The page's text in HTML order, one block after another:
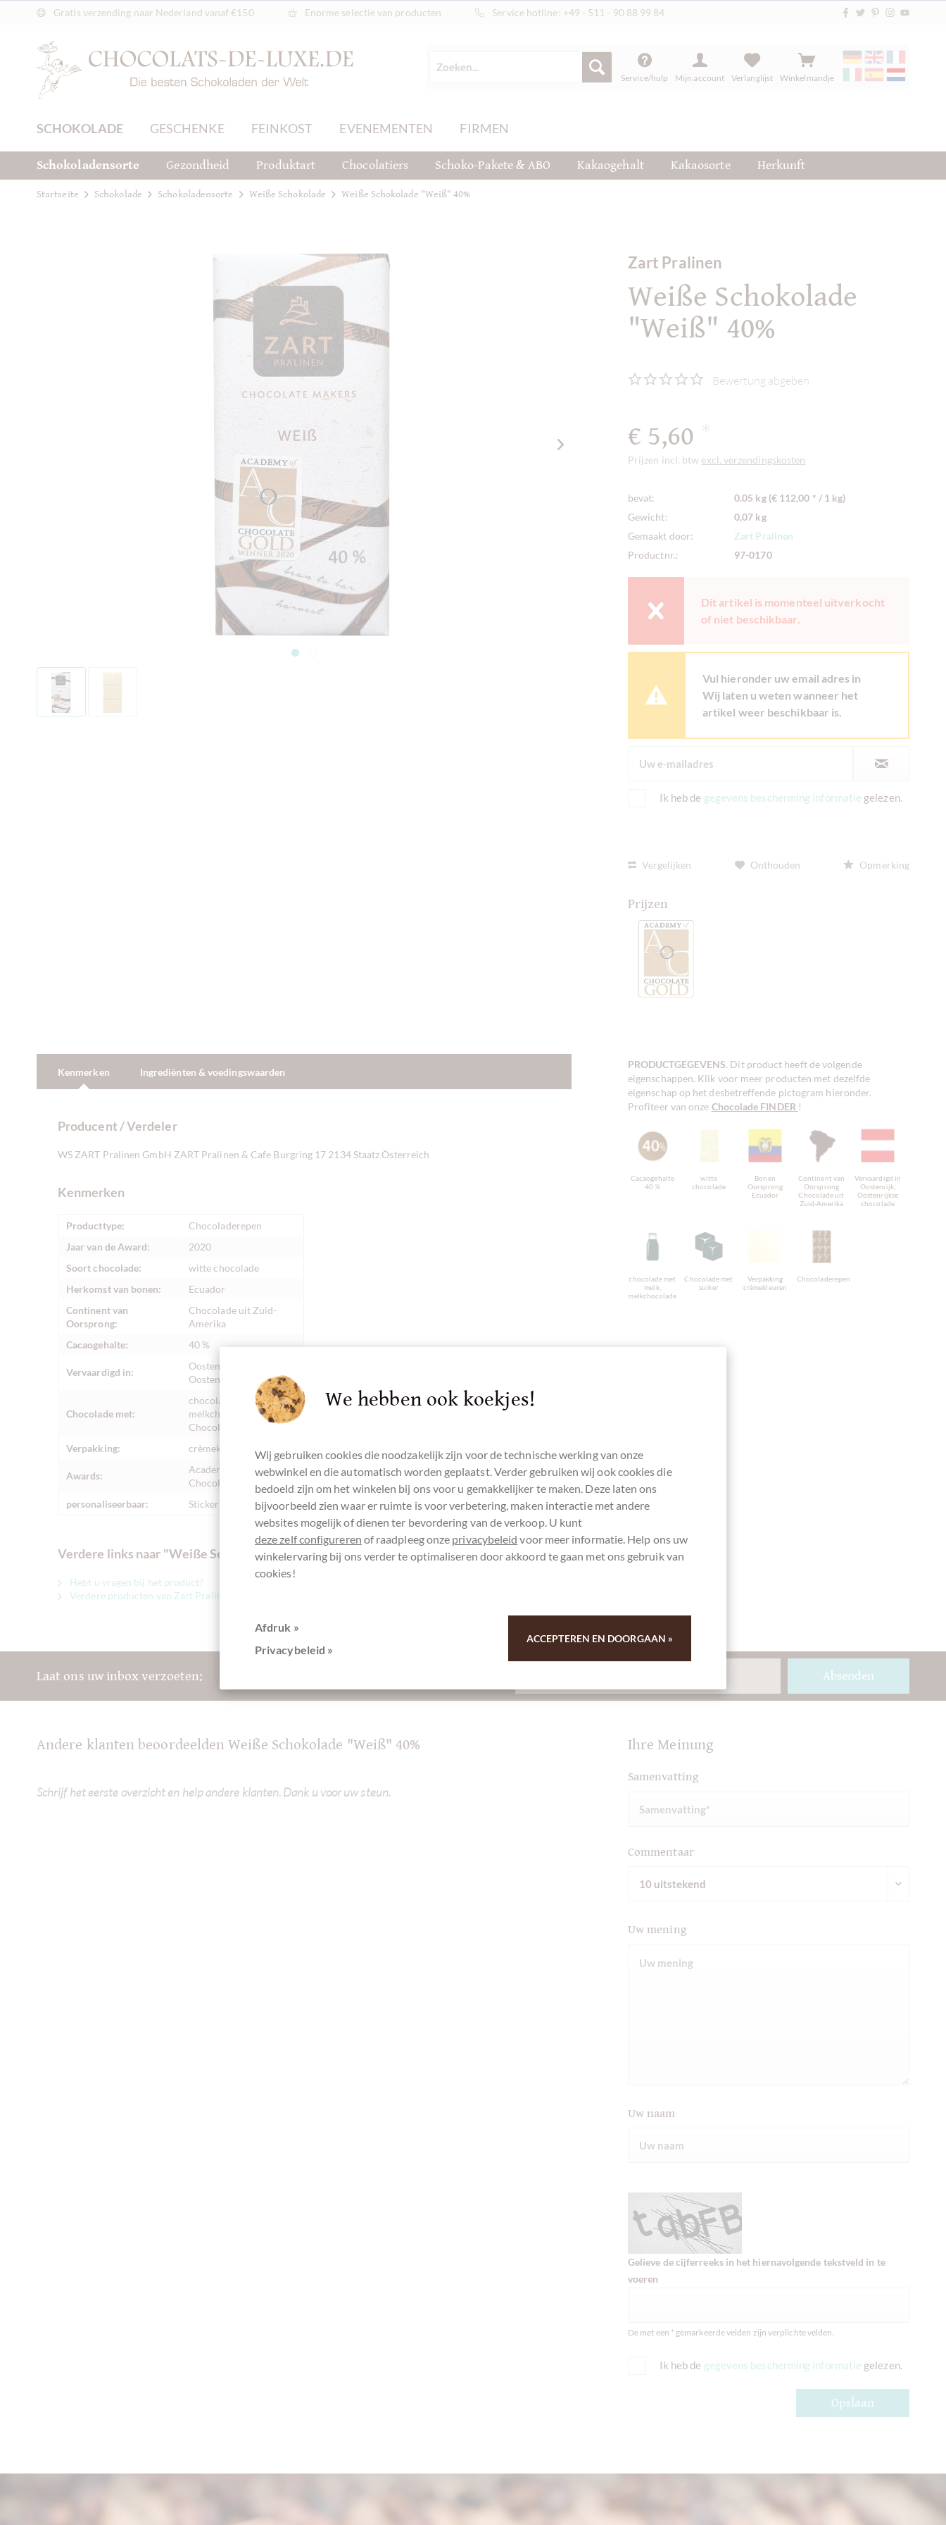
Gratis verzending naar Nederland vanaf €150 Enorme selectie van producten Service hotline: +49 - 511 - 90 88 99 84
Service/hulp Mijn account Verlanglijst Winkelmandje
SCHOKOLADE GESCHENKE FEINKOST EVENEMENTEN FIRMEN
Schokoladensorte Gezondheid Produktart Chocolatiers Schoko-Pakete & ABO Kakaogehalt Kakaosorte Herkunft
Startseite Schokolade Schokoladensorte Weiße Schokolade Weiße Schokolade "Weiß" 40%
Zart Pralinen
Weiße Schokolade
"Weiß" 40%
Bewertung abgeben
€ 5,60
Prijzen incl. btw excl. verzendingskosten
bevat:
0.05 kg (€ 112,00 * / 1 kg)
Gewicht:
0,07 kg
Gemaakt door:
Zart Pralinen
Productnr.:
97-0170
Dit artikel is momenteel uitverkocht
of niet beschikbaar.
Vul hieronder uw email adres in
Wij laten u weten wanneer het
artikel weer beschikbaar is.
Ik heb de gegevens bescherming informatie gelezen.
Vergelijken Onthouden Opmerking
Prijzen
Kenmerken Ingrediënten & voedingswaarden
Producent / Verdeler
WS ZART Pralinen GmbH ZART Pralinen & Cafe Burgring 17 2134 Staatz Österreich
Kenmerken
Producttype:
Chocoladerepen
Jaar van de Award:
2020
Soort chocolade:
witte chocolade
Herkomst van bonen:
Ecuador
Continent van
Oorsprong:
Chocolade uit Zuid-
Amerika
Cacaogehalte:
40 %
Vervaardigd in:
Oostenrijk,
Oostenrijkse chocolade
Chocolade met:
chocolade met melk,
melkchocolade,
Chocolade met suiker
Verpakking:
crèmekleuren
Awards:
Academy of
Chocolate - Gold
personaliseerbaar:
Stickers
Verdere links naar "Weiße Schokolade "Weiß" 40%"
Hebt u vragen bij het product?
Verdere producten van Zart Pralinen
PRODUCTGEGEVENS. Dit product heeft de volgende
eigenschappen. Klik voor meer producten met dezelfde
eigenschap op het desbetreffende pictogram hieronder.
Profiteer van onze Chocolade FINDER !
Cacaogehalte
40 %
witte
chocolade
Bonen
Oorsprong
Ecuador
Continent van
Oorsprong
Chocolade uit
Zuid-Amerika
Vervaardigd in
Oostenrijk,
Oostenrijkse
chocolade
chocolade met
melk,
melkchocolade
Chocolade met
suiker
Verpakking
crèmekleuren
Chocoladerepen
Laat ons uw inbox verzoeten: Absenden
Andere klanten beoordeelden Weiße Schokolade "Weiß" 40%
Schrijf het eerste overzicht en help andere klanten. Dank u voor uw steun.
Ihre Meinung
Samenvatting
Commentaar
Uw mening
Uw naam
Gelieve de cijferreeks in het hiernavolgende tekstveld in te
voeren
De met een * gemarkeerde velden zijn verplichte velden.
Ik heb de gegevens bescherming informatie gelezen.
Opslaan
We hebben ook koekjes!
Wij gebruiken cookies die noodzakelijk zijn voor de technische werking van onze
webwinkel en die automatisch worden geplaatst. Verder gebruiken wij ook cookies die
bedoeld zijn om het winkelen bij ons voor u gemakkelijker te maken. Deze laten ons
bijvoorbeeld zien waar er ruimte is voor verbetering, maken interactie met andere
websites mogelijk of dienen ter bevordering van de verkoop. U kunt
deze zelf configureren of raadpleeg onze privacybeleid voor meer informatie. Help ons uw
winkelervaring bij ons verder te optimaliseren door akkoord te gaan met ons gebruik van
cookies!
Afdruk »
Privacybeleid »
ACCEPTEREN EN DOORGAAN »